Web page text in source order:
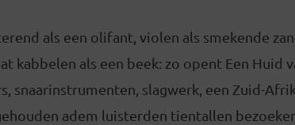
als een olifant, violen als smekende
kabbelen als een beek: zo opent Een Huid
snaarinstrumenten, slagwerk, een Zuid-
adem luisterden tientallen